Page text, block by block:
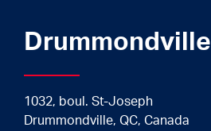
Drummondville
1032, boul. St-Joseph
Drummondville, QC, Canada